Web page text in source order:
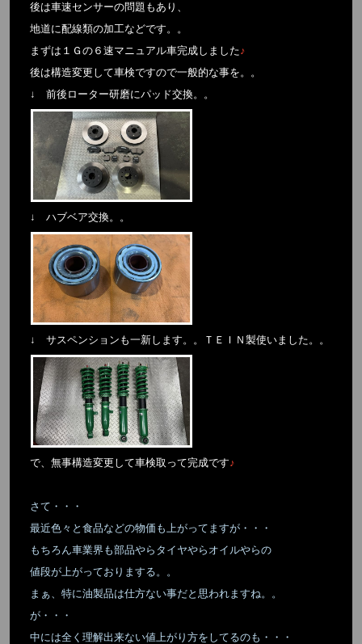
後は車速センサーの問題もあり、
地道に配線類の加工などです。。
まずは１Ｇの６速マニュアル車完成しました♪
後は構造変更して車検ですので一般的な事を。。
↓ 前後ローター研磨にパッド交換。。
↓ ハブベア交換。。
↓ サスペンションも一新します。。ＴＥＩＮ製使いました。。
で、無事構造変更して車検取って完成です♪
さて・・・
最近色々と食品などの物価も上がってますが・・・
もちろん車業界も部品やらタイヤやらオイルやらの
値段が上がっておりまする。。
まぁ、特に油製品は仕方ない事だと思われますね。。
が・・・
中には全く理解出来ない値上がり方をしてるのも・・・